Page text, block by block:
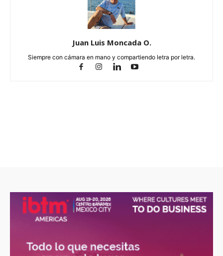
Juan Luis Moncada O.
Siempre con cámara en mano y compartiendo letra por letra.